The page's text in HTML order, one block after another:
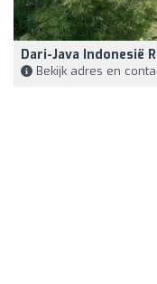
Dari-Java Indonesië
Bekijk adres en